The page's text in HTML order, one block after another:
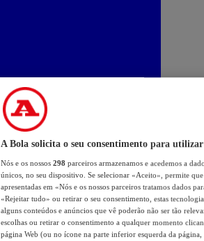
A Bola solicita o seu consentimento para utilizar
Nós e os nossos 298 parceiros armazenamos e acedemos a
únicos, no seu dispositivo. Se selecionar «Aceito», permite
apresentadas em «Nós e os nossos parceiros tratamos dados
«Rejeitar tudo» ou retirar o seu consentimento, estas
alguns conteúdos e anúncios que vê poderão não ser tão
escolhas ou retirar o consentimento a qualquer momento
página Web (ou no ícone na parte inferior esquerda da página,